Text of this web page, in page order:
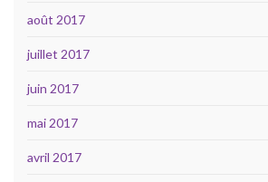
août 2017
juillet 2017
juin 2017
mai 2017
avril 2017